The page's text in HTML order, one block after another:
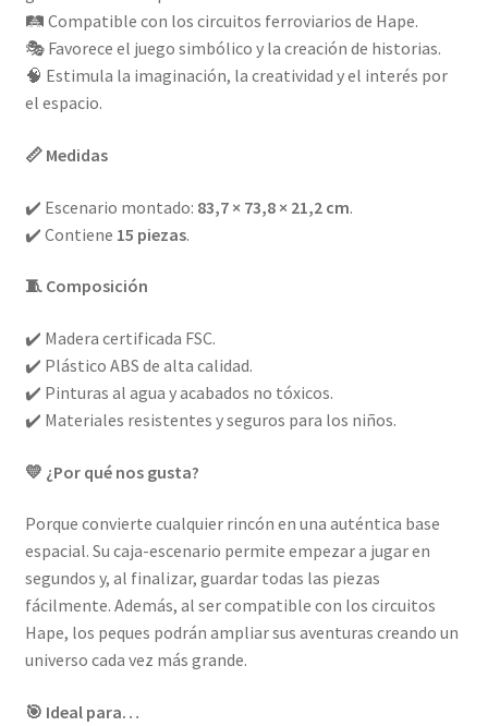
🛤️ Compatible con los circuitos ferroviarios de Hape.
🎭 Favorece el juego simbólico y la creación de historias.
🧠 Estimula la imaginación, la creatividad y el interés por
el espacio.
📏 Medidas
✔️ Escenario montado: 83,7 × 73,8 × 21,2 cm.
✔️ Contiene 15 piezas.
🧵 Composición
✔️ Madera certificada FSC.
✔️ Plástico ABS de alta calidad.
✔️ Pinturas al agua y acabados no tóxicos.
✔️ Materiales resistentes y seguros para los niños.
💛 ¿Por qué nos gusta?
Porque convierte cualquier rincón en una auténtica base
espacial. Su caja-escenario permite empezar a jugar en
segundos y, al finalizar, guardar todas las piezas
fácilmente. Además, al ser compatible con los circuitos
Hape, los peques podrán ampliar sus aventuras creando un
universo cada vez más grande.
🎯 Ideal para…